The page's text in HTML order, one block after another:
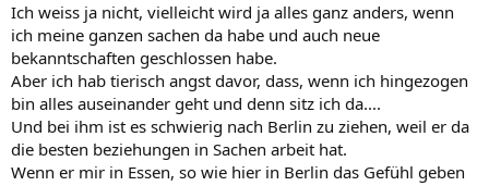
Ich weiss ja nicht, vielleicht wird ja alles ganz anders, wenn
ich meine ganzen sachen da habe und auch neue
bekanntschaften geschlossen habe.
Aber ich hab tierisch angst davor, dass, wenn ich hingezogen
bin alles auseinander geht und denn sitz ich da....
Und bei ihm ist es schwierig nach Berlin zu ziehen, weil er da
die besten beziehungen in Sachen arbeit hat.
Wenn er mir in Essen, so wie hier in Berlin das Gefühl geben